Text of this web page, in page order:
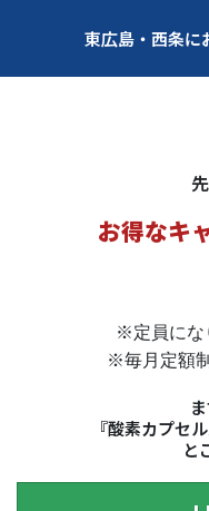
東広島・西条に
お得なキ
※定員にな
※毎月定額
『酸素カプセ
と